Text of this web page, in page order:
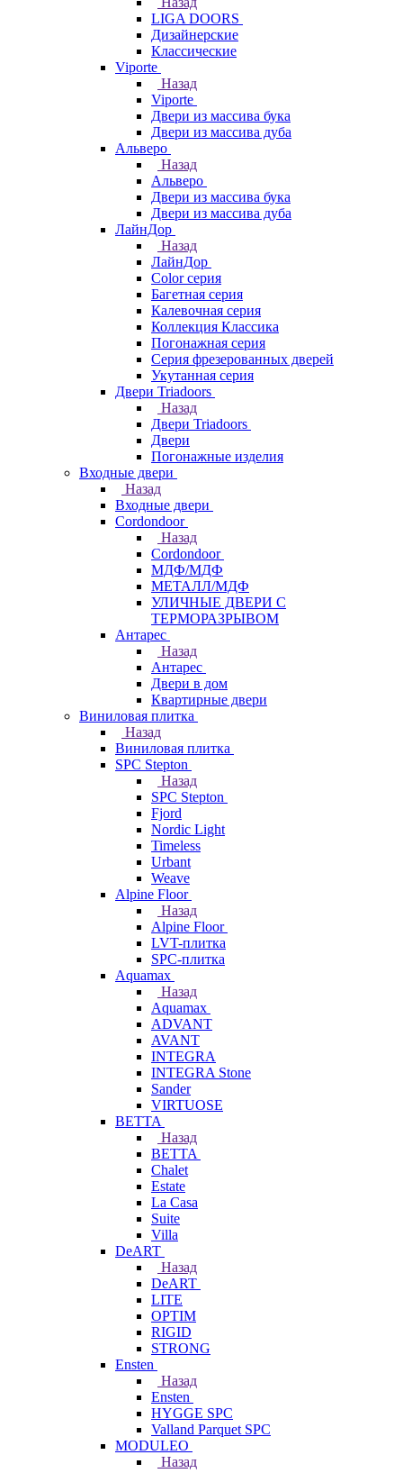
LIGA DOORS
Дизайнерские
Классические
Viporte
Назад
Viporte
Двери из массива бука
Двери из массива дуба
Альверо
Назад
Альверо
Двери из массива бука
Двери из массива дуба
ЛайнДор
Назад
ЛайнДор
Color серия
Багетная серия
Калевочная серия
Коллекция Классика
Погонажная серия
Серия фрезерованных дверей
Укутанная серия
Двери Triadoors
Назад
Двери Triadoors
Двери
Погонажные изделия
Входные двери
Назад
Входные двери
Cordondoor
Назад
Cordondoor
МДФ/МДФ
МЕТАЛЛ/МДФ
УЛИЧНЫЕ ДВЕРИ С
ТЕРМОРАЗРЫВОМ
Антарес
Назад
Антарес
Двери в дом
Квартирные двери
Виниловая плитка
Назад
Виниловая плитка
SPC Stepton
Назад
SPC Stepton
Fjord
Nordic Light
Timeless
Urbant
Weave
Alpine Floor
Назад
Alpine Floor
LVT-плитка
SPC-плитка
Aquamax
Назад
Aquamax
ADVANT
AVANT
INTEGRA
INTEGRA Stone
Sander
VIRTUOSE
BETTA
Назад
BETTA
Chalet
Estate
La Casa
Suite
Villa
DeART
Назад
DeART
LITE
OPTIM
RIGID
STRONG
Ensten
Назад
Ensten
HYGGE SPC
Valland Parquet SPC
MODULEO
Назад